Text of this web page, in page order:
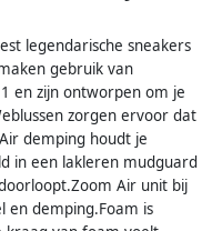
legendarische sneakers
gebruik van
en zijn ontworpen om je
zorgen ervoor dat
demping houdt je
in een lakleren mudguard
Air unit bij
en demping.Foam is